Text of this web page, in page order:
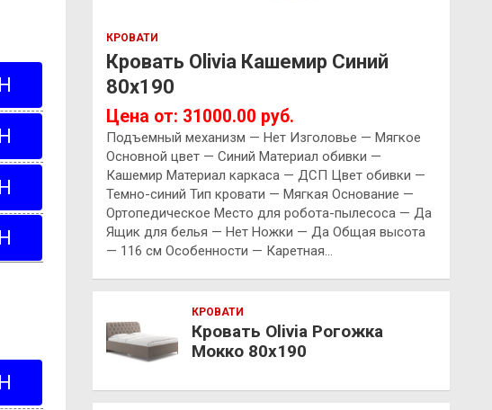
КРОВАТИ
Кровать Olivia Кашемир Синий
80х190
Цена от: 31000.00 руб.
Подъемный механизм — Нет Изголовье — Мягкое
Основной цвет — Синий Материал обивки —
Кашемир Материал каркаса — ДСП Цвет обивки —
Темно-синий Тип кровати — Мягкая Основание —
Ортопедическое Место для робота-пылесоса — Да
Ящик для белья — Нет Ножки — Да Общая высота
— 116 см Особенности — Каретная…
КРОВАТИ
Кровать Olivia Рогожка
Мокко 80х190